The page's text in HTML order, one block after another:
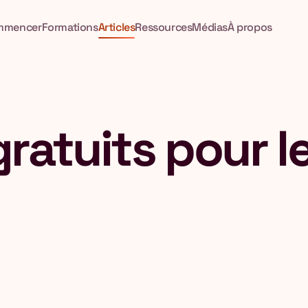
FormationsArticlesRessourcesMédiasÀ propos
pour